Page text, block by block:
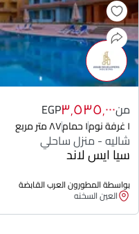
من٣٬٥٣٥٬٠٠٠EGP
١ غرفة نوم ١ حمام ٨٧ متر مربع
شاليه - منزل ساحلي
سيا ايس لاند
بواسطة المطورون العرب القابضة
العين السخنه